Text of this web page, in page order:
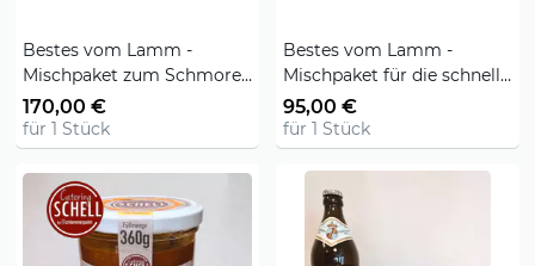
Bestes vom Lamm -
Mischpaket zum Schmoren
und Braten
170,00 €
für 1 Stück
Bestes vom Lamm -
Mischpaket für die schnelle
Küche
95,00 €
für 1 Stück